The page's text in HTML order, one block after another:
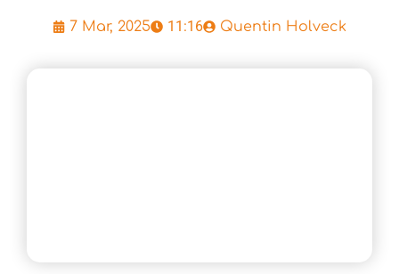
7 Mar, 2025 11:16 Quentin Holveck